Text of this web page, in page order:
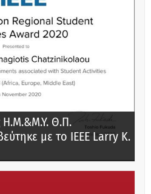
Θ.Π.
με το IEEE Larry K.